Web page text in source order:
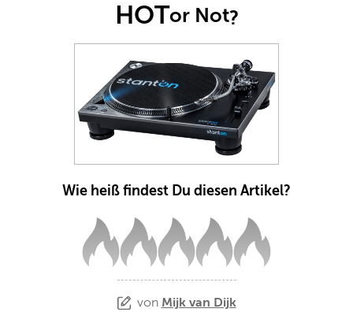
HOTor Not?
Wie heiß findest Du diesen Artikel?
von Mijk van Dijk